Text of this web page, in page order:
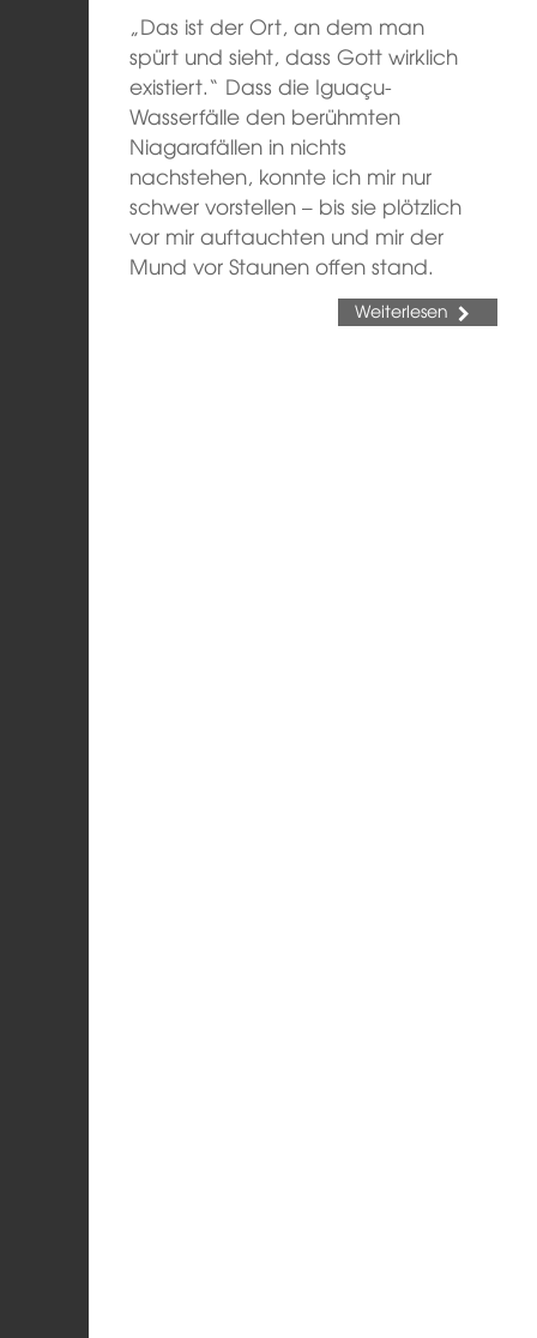
„Das ist der Ort, an dem man
spürt und sieht, dass Gott wirklich
existiert.“ Dass die Iguaçu-
Wasserfälle den berühmten
Niagarafällen in nichts
nachstehen, konnte ich mir nur
schwer vorstellen – bis sie plötzlich
vor mir auftauchten und mir der
Mund vor Staunen offen stand.
Weiterlesen